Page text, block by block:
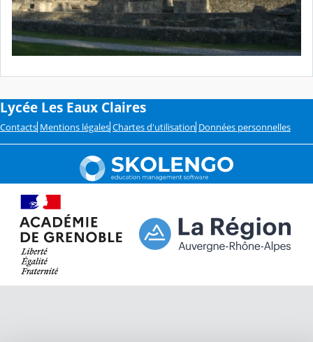
Lycée Les Eaux Claires
Contacts Mentions légales Chartes d'utilisation Données personnelles